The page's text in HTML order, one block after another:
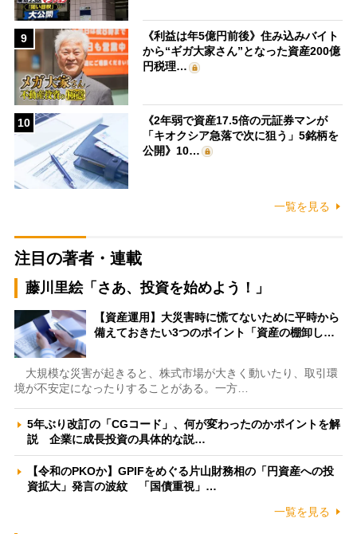
9
《利益は年5億円前後》住み込みバイト
から“ギガ大家さん”となった資産200億
円税理…
10
《2年弱で資産17.5倍の元証券マンが
「キオクシア急落で次に狙う」5銘柄を
公開》10…
一覧を見る
注目の著者・連載
藤川里絵「さあ、投資を始めよう！」
【資産運用】大災害時に慌てないために平時から
備えておきたい3つのポイント「資産の棚卸し…
大規模な災害が起きると、株式市場が大きく動いたり、取引環
境が不安定になったりすることがある。一方…
5年ぶり改訂の「CGコード」、何が変わったのかポイントを解
説 企業に成長投資の具体的な説…
【令和のPKOか】GPIFをめぐる片山財務相の「円資産への投
資拡大」発言の波紋 「国債重視」…
一覧を見る